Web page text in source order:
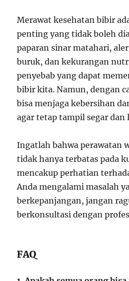
Merawat kesehatan bibir
penting yang tidak boleh
paparan sinar matahari,
buruk, dan kekurangan
penyebab yang dapat
bibir kita. Namun, dengan
bisa menjaga kebersihan
agar tetap tampil segar dan
Ingatlah bahwa perawatan
tidak hanya terbatas pada
mencakup perhatian
Anda mengalami masalah
berkepanjangan, jangan
berkonsultasi dengan
FAQ